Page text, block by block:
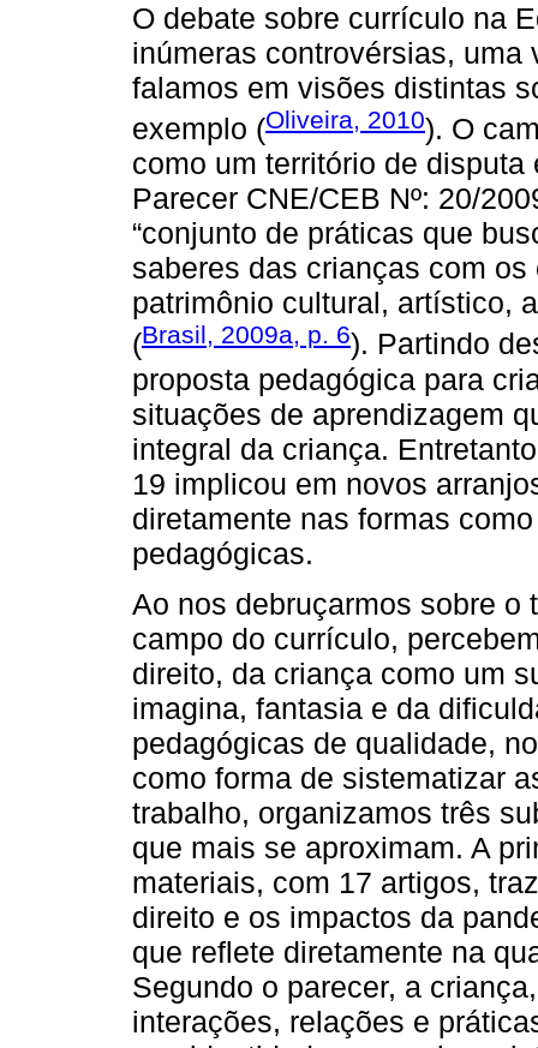
O debate sobre currículo na
inúmeras controvérsias,
falamos em visões distintas
exemplo (Oliveira, 2010). O
como um território de
Parecer CNE/CEB Nº: 20/
“conjunto de práticas que
saberes das crianças com
patrimônio cultural, artístico,
(Brasil, 2009a, p. 6). Partindo
proposta pedagógica para
situações de aprendizagem
integral da criança.
19 implicou em novos
diretamente nas formas
pedagógicas.
Ao nos debruçarmos sobre o
campo do currículo,
direito, da criança como um
imagina, fantasia e da
pedagógicas de qualidade,
como forma de sistematizar
trabalho, organizamos três
que mais se aproximam. A
materiais, com 17 artigos,
direito e os impactos da
que reflete diretamente na
Segundo o parecer, a
interações, relações e